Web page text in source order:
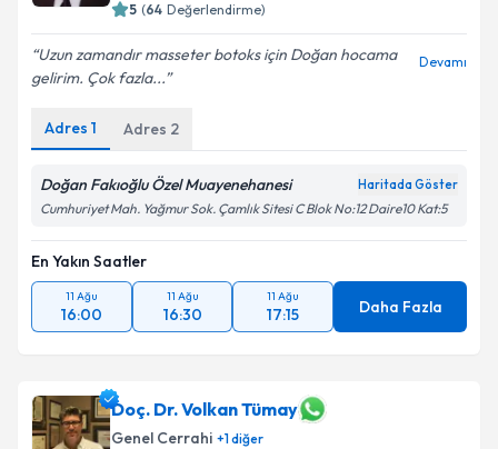
5 (64 Değerlendirme)
Uzun zamandır masseter botoks için Doğan hocama
gelirim. Çok fazla...
Devamı
Adres 1 Adres 2
Doğan Fakıoğlu Özel Muayenehanesi Haritada Göster
Cumhuriyet Mah. Yağmur Sok. Çamlık Sitesi C Blok No:12 Daire10 Kat:5
En Yakın Saatler
11 Ağu
16:00
11 Ağu
16:30
11 Ağu
17:15 Daha Fazla
Doç. Dr. Volkan Tümay
Genel Cerrahi +1diğer